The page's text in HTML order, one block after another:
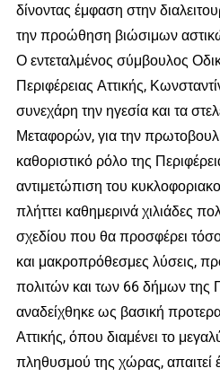
δίνοντας έμφαση στην
την προώθηση βιώσιμων
Ο εντεταλμένος σύμβουλος
Περιφέρειας Αττικής,
συνεχάρη την ηγεσία και τα
Μεταφορών, για την
καθοριστικό ρόλο της
αντιμετώπιση του
πλήττει καθημερινά χιλιάδες
σχεδίου που θα προσφέρει
και μακροπρόθεσμες λύσεις,
πολιτών και των 66 δήμων της
αναδείχθηκε ως βασική
Αττικής, όπου διαμένει το
πληθυσμού της χώρας, απαιτεί